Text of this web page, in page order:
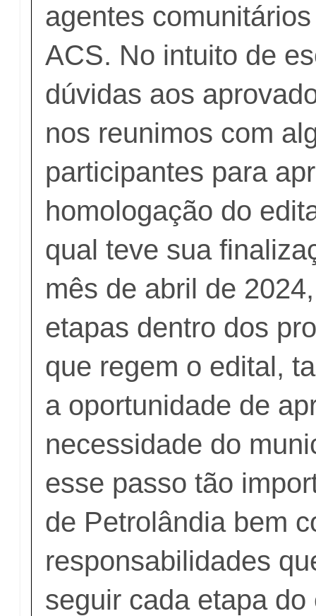
agentes
ACS. No intuito de
dúvidas aos
nos reunimos com
participantes para
homologação do
qual teve sua
mês de abril de
etapas dentro dos
que regem o edital,
a oportunidade de
necessidade do
esse passo tão
de Petrolândia bem
responsabilidades
seguir cada etapa do